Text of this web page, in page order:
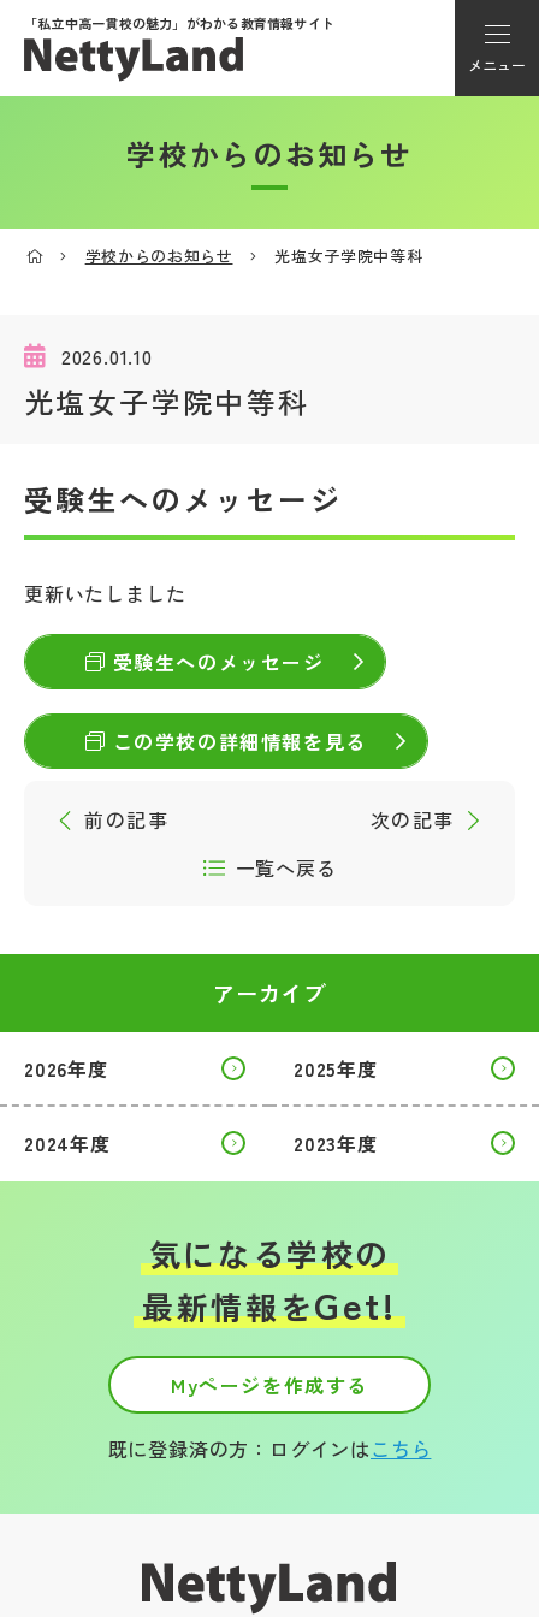
「私立中高一貫校の魅力」がわかる教育情報サイト
メニュー
アカウント登録
学校選び
私学探検隊
帰国生受験情報
説明会・イベント情報
よみもの
特集
NettyLandかわら版
お問い合わせ
個人情報保護方針
サイトマップ
学校からのお知らせ
学校からのお知らせ 光塩女子学院中等科
2026.01.10
光塩女子学院中等科
受験生へのメッセージ
更新いたしました
受験生へのメッセージ
この学校の詳細情報を見る
前の記事
一覧へ戻る
次の記事
アーカイブ
2026年度 2025年度
2024年度 2023年度
気になる学校の
最新情報をGet!
Myページを作成する
既に登録済の方：ログインはこちら